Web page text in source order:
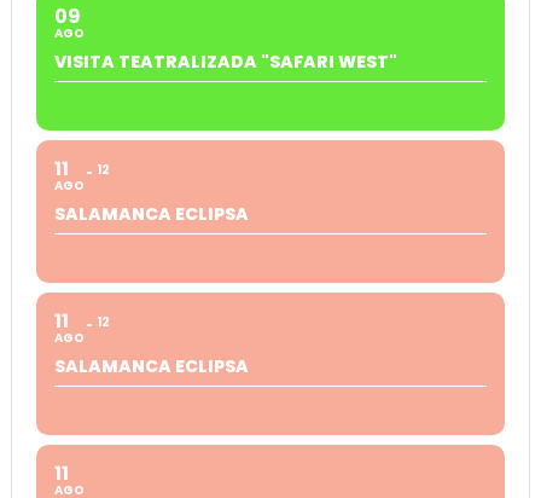
09
AGO
VISITA TEATRALIZADA "SAFARI WEST"
11
AGO
12
SALAMANCA ECLIPSA
11
AGO
12
SALAMANCA ECLIPSA
11
AGO